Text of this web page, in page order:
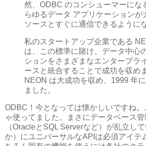
然、ODBC のコンシューマーにな
らゆるデータ アプリケーションが
ソースとすぐに通信できるように
私のスタートアップ企業である
は、この標準に賭け、データ中心
ションをさまざまなエンタープラ
ースと統合することで成功を収め
NEON は大成功を収め、1999 年
ました。
ODBC！今となっては懐かしいですね。
ゃ使ってました。まさにデータベース
（OracleとSQL Serverなど）が乱立し
か）にユニバーサルなAPIは必須アイテ